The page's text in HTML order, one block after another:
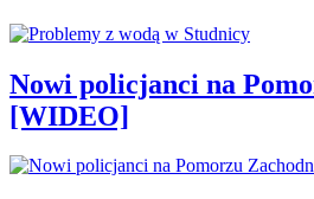
Nowi policjanci na
[WIDEO]